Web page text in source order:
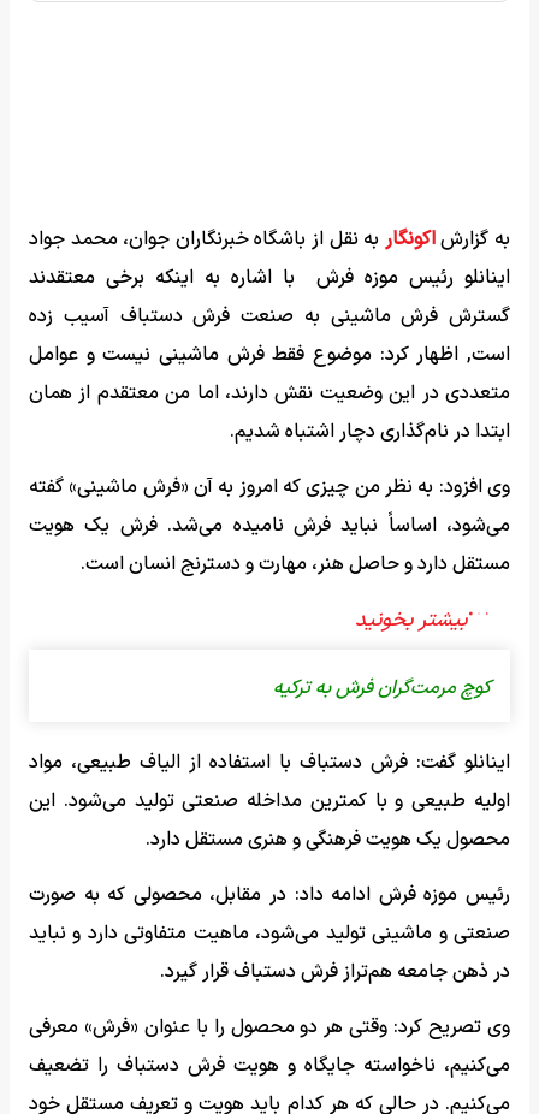
به گزارشاکونگار به نقل از باشگاه خبرنگاران جوان، محمد جواد
اینانلو رئیس موزه فرش با اشاره به اینکه برخی معتقدند
گسترش فرش ماشینی به صنعت فرش دستباف آسیب زده
است, اظهار کرد: موضوع فقط فرش ماشینی نیست و عوامل
متعددی در این وضعیت نقش دارند، اما من معتقدم از همان
ابتدا در نام‌گذاری دچار اشتباه شدیم.
وی افزود: به نظر من چیزی که امروز به آن «فرش ماشینی» گفته
می‌شود، اساساً نباید فرش نامیده می‌شد. فرش یک هویت
مستقل دارد و حاصل هنر، مهارت و دسترنج انسان است.
کوچ مرمت‌گران فرش به ترکیه
اینانلو گفت: فرش دستباف با استفاده از الیاف طبیعی، مواد
اولیه طبیعی و با کمترین مداخله صنعتی تولید می‌شود. این
محصول یک هویت فرهنگی و هنری مستقل دارد.
رئیس موزه فرش ادامه داد: در مقابل، محصولی که به صورت
صنعتی و ماشینی تولید می‌شود، ماهیت متفاوتی دارد و نباید
در ذهن جامعه هم‌تراز فرش دستباف قرار گیرد.
وی تصریح کرد: وقتی هر دو محصول را با عنوان «فرش» معرفی
می‌کنیم، ناخواسته جایگاه و هویت فرش دستباف را تضعیف
می‌کنیم. در حالی که هر کدام باید هویت و تعریف مستقل خود